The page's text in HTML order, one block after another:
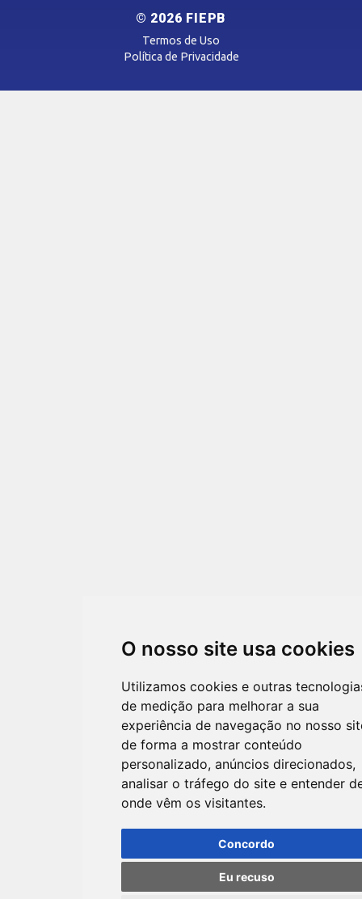
O nosso site usa cookies
Utilizamos cookies e outras
de medição para melhorar a sua
experiência de navegação no nosso
de forma a mostrar conteúdo
personalizado, anúncios direcionados,
analisar o tráfego do site e entender
onde vêm os visitantes.
Concordo
Eu recuso
© 2026 FIEPB
Termos de Uso
Política de Privacidade